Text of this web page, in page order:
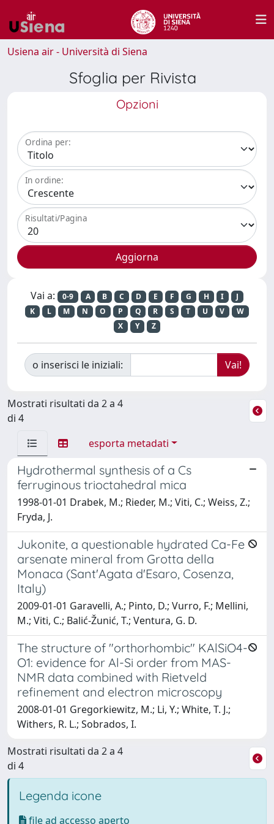
Usiena air - Università di Siena
Sfoglia per Rivista
Opzioni
Ordina per:
In ordine:
Risultati/Pagina
Vai a: 0-9 A B C D E F G H I
J
K
L M N O P Q R S T U V
W
X
Y Z
o inserisci le iniziali:
Mostrati risultati da 2 a 4
di 4
esporta metadati
Hydrothermal synthesis of a Cs
ferruginous trioctahedral mica
1998-01-01 Drabek, M.; Rieder, M.; Viti, C.; Weiss, Z.;
Fryda, J.
Jukonite, a questionable hydrated Ca-Fe
arsenate mineral from Grotta della
Monaca (Sant'Agata d'Esaro, Cosenza,
Italy)
2009-01-01 Garavelli, A.; Pinto, D.; Vurro, F.; Mellini,
M.; Viti, C.; Balić-Žunić, T.; Ventura, G. D.
The structure of "orthorhombic" KAlSiO4-
O1: evidence for Al-Si order from MAS-
NMR data combined with Rietveld
refinement and electron microscopy
2008-01-01 Gregorkiewitz, M.; Li, Y.; White, T. J.;
Withers, R. L.; Sobrados, I.
Mostrati risultati da 2 a 4
di 4
Legenda icone
file ad accesso aperto